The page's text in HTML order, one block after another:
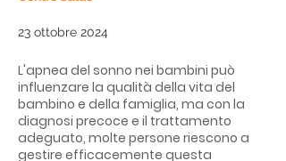
23 ottobre 2024
L'apnea del sonno nei bambini può
influenzare la qualità della vita del
bambino e della famiglia, ma con la
diagnosi precoce e il trattamento
adeguato, molte persone riescono a
gestire efficacemente questa